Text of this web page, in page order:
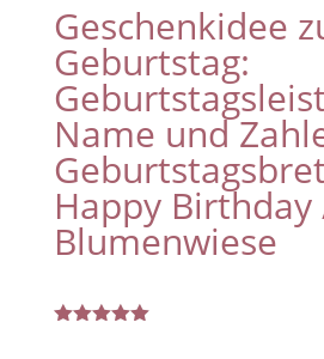
Geschenkidee
Geburtstag:
Name und
Happy Birthday
Blumenwiese